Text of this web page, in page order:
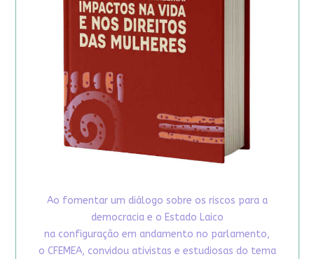
Ao fomentar um diálogo sobre os riscos para a
democracia e o Estado Laico
na configuração em andamento no parlamento,
o CFEMEA, convidou ativistas e estudiosas do tema